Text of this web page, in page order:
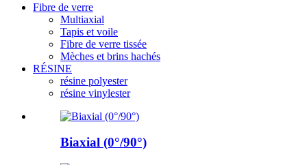
Fibre de verre
Multiaxial
Tapis et voile
Fibre de verre tissée
Mèches et brins hachés
RÉSINE
résine polyester
résine vinylester
Biaxial (0°/90°)